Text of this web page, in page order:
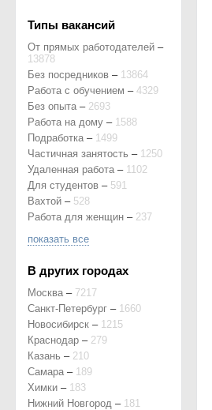
Типы вакансий
От прямых работодателей –
13878
Без посредников – 13864
Работа с обучением – 4329
Без опыта – 2693
Работа на дому – 1588
Подработка – 1499
Частичная занятость – 1250
Удаленная работа – 1102
Для студентов – 591
Вахтой – 528
Работа для женщин – 237
показать все
В других городах
Москва – 7217
Санкт-Петербург – 1660
Новосибирск – 1215
Краснодар – 279
Казань – 210
Самара – 189
Химки – 183
Нижний Новгород – 181